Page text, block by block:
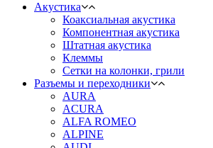
Акустика
Коаксиальная акустика
Компонентная акустика
Штатная акустика
Клеммы
Сетки на колонки, грили
Разъемы и переходники
AURA
ACURA
ALFA ROMEO
ALPINE